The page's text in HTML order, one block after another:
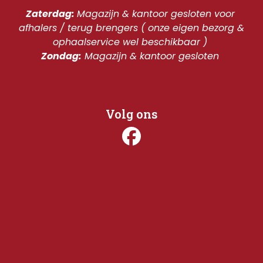
Zaterdag: Magazijn & kantoor gesloten voor
afhalers / terug brengers ( onze eigen bezorg &
ophaalservice wel beschikbaar )
Zondag: Magazijn & kantoor gesloten
Volg ons